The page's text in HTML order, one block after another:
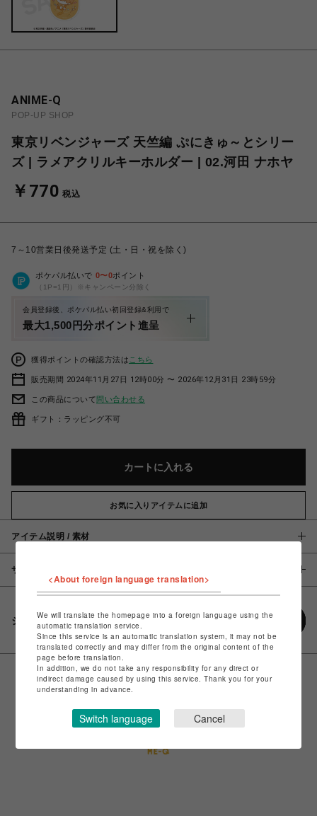
ANIME-Q
POP-UP SHOP
東京リベンジャーズ 天竺編 ぷにきゅ～とシリー
ズ | ラメアクリルキーホルダー | 02.河田 ナホヤ
￥770 税込
7～10営業日後発送予定 (土・日・祝を除く)
ポケパル払いで 0〜0ポイント
（1P=1円）※キャンペーン分除く
会員登録後、ポケパル払い初回登録&利用で
最大1,500円分ポイント進呈
獲得ポイントの確認方法は こちら
販売期間 2024年11月27日 12時00分 〜 2026年12月31日 23時59分
この商品について問い合わせる
ギフト：ラッピング不可
カートに入れる
お気に入りアイテムに追加
アイテム説明 / 素材
サイズ
シェアする
<About foreign language translation>
We will translate the homepage into a foreign language using the
automatic translation service.
Since this service is an automatic translation system, it may not be
translated correctly and may differ from the original content of the
page before translation.
In addition, we do not take any responsibility for any direct or
indirect damage caused by using this service. Thank you for your
understanding in advance.
Switch language Cancel